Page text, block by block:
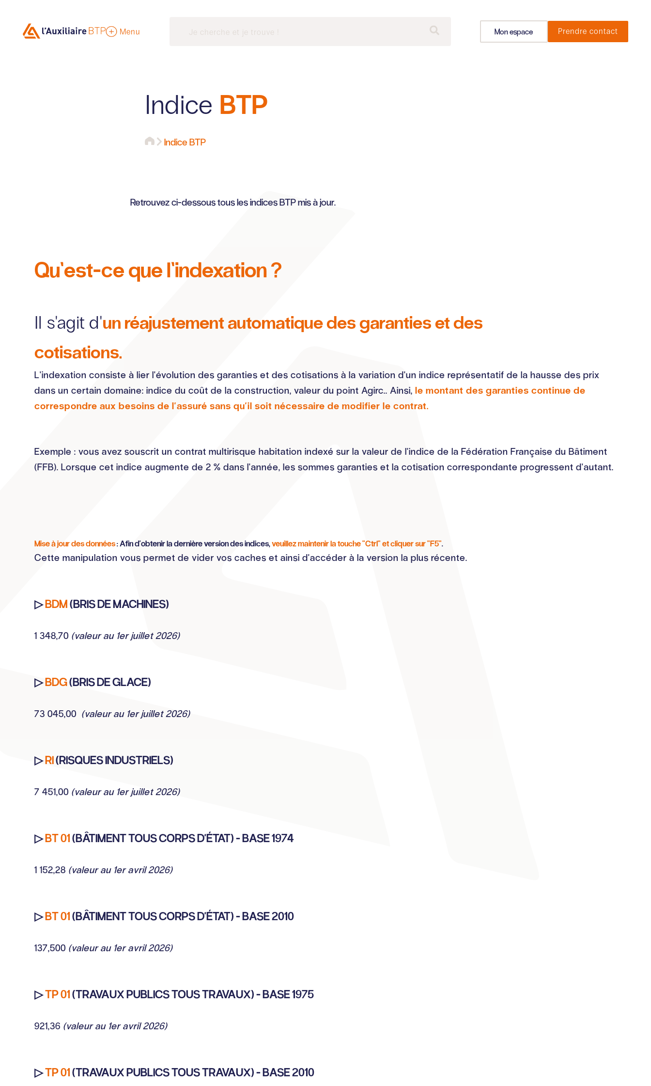
Menu Mon espace Prendre contact
Indice BTP
Indice BTP
Retrouvez ci-dessous tous les indices BTP mis à jour.
Qu’est-ce que l’indexation ?
Il s'agit d'un réajustement automatique des garanties et des
cotisations.
L'indexation consiste à lier l'évolution des garanties et des cotisations à la variation d'un indice représentatif de la hausse des prix
dans un certain domaine: indice du coût de la construction, valeur du point Agirc.. Ainsi, le montant des garanties continue de
correspondre aux besoins de l'assuré sans qu'il soit nécessaire de modifier le contrat.
Exemple : vous avez souscrit un contrat multirisque habitation indexé sur la valeur de l'indice de la Fédération Française du Bâtiment
(FFB). Lorsque cet indice augmente de 2 % dans l'année, les sommes garanties et la cotisation correspondante progressent d'autant.
Mise à jour des données: Afin d'obtenir la dernière version des indices,veuillez maintenir la touche "Ctrl" et cliquer sur "F5".
Cette manipulation vous permet de vider vos caches et ainsi d'accéder à la version la plus récente.
▷BDM(BRIS DE MACHINES)
1 348,70 (valeur au 1er juillet 2026)
▷BDG(BRIS DE GLACE)
73 045,00 (valeur au 1er juillet 2026)
▷RI(RISQUES INDUSTRIELS)
7 451,00 (valeur au 1er juillet 2026)
▷BT 01(BÂTIMENT TOUS CORPS D'ÉTAT) - BASE 1974
1 152,28 (valeur au 1er avril 2026)
▷BT 01(BÂTIMENT TOUS CORPS D'ÉTAT) - BASE 2010
137,500 (valeur au 1er avril 2026)
▷TP 01(TRAVAUX PUBLICS TOUS TRAVAUX) - BASE 1975
921,36 (valeur au 1er avril 2026)
▷TP 01(TRAVAUX PUBLICS TOUS TRAVAUX) - BASE 2010